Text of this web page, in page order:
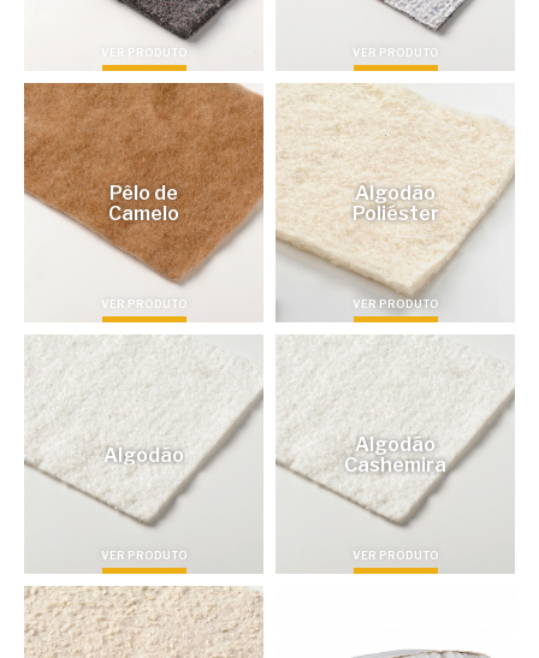
VER PRODUTO VER PRODUTO
Pêlo de
Camelo
VER PRODUTO
Algodão
Poliéster
VER PRODUTO
Algodão
VER PRODUTO
Algodão
Cashemira
VER PRODUTO